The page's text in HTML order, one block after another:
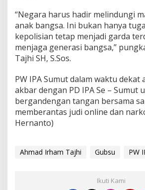
k
M
n
i
“Negara harus hadir melindungi
anak bangsa. Ini bukan hanya
kepolisian tetap menjadi garda
menjaga generasi bangsa,”
Tajhi SH, S.Sos.
PW IPA Sumut dalam waktu dekat
akbar dengan PD IPA Se – Sumut
bergandengan tangan bersama
memberantas judi online dan
Hernanto)
Ahmad Irham Tajhi Gubsu PW
Ikuti Kami